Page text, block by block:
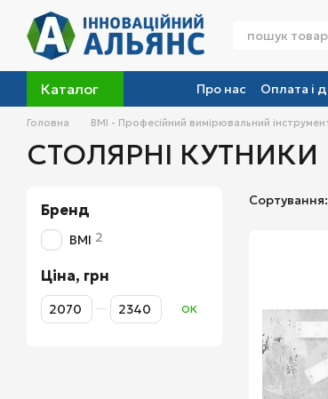
Перейти до основного контенту
Каталог Про нас Оплата і
Головна BMI - Професійний вимірювальний
СТОЛЯРНІ КУТНИКИ
Сортування:
Бренд
BMI 2
Ціна, грн
Від Ціна, грн
До Ціна, грн ОК